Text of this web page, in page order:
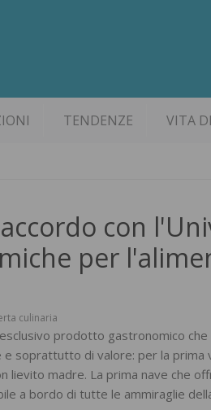
TENDENZE VITA
con
per
culinaria
prodotto gastronomico che
e soprattutto di valore: per la prima
lievito madre. La prima nave che
a bordo di tutte le ammiraglie